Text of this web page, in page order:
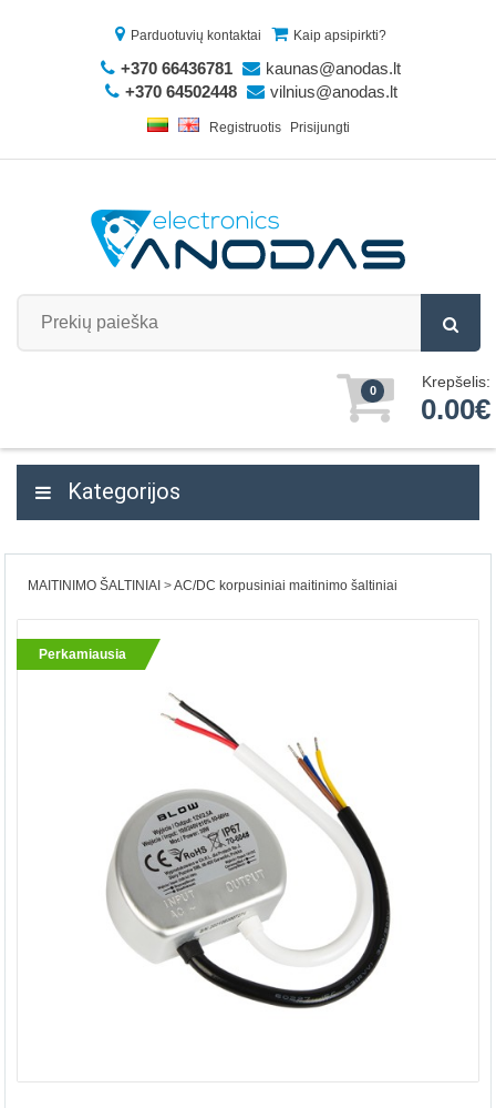
Parduotuvių kontaktai Kaip apsipirkti?
+370 66436781
kaunas@anodas.lt
+370 64502448
vilnius@anodas.lt
Registruotis Prisijungti
0 Krepšelis:
0.00€
Kategorijos
MAITINIMO ŠALTINIAI AC/DC korpusiniai maitinimo šaltiniai
Perkamiausia